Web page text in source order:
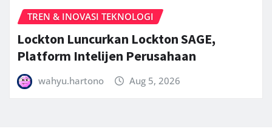
TREN & INOVASI TEKNOLOGI
Lockton Luncurkan Lockton SAGE,
Platform Intelijen Perusahaan
wahyu.hartono Aug 5, 2026